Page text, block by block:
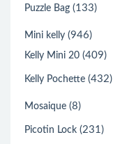
Puzzle Bag (133)
Mini kelly (946)
Kelly Mini 20 (409)
Kelly Pochette (432)
Mosaique (8)
Picotin Lock (231)